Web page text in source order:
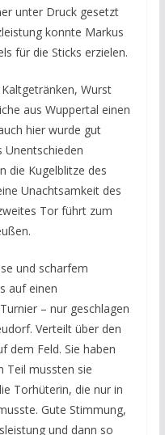
unter Druck gesetzt
konnte Markus
für die Sticks erzielen.
Wurst
aus Wuppertal einen
hier wurde gut
Unentschieden
die Kugelblitze des
Unachtsamkeit des
Tor führt zum
und scharfem
auf einen
– nur geschlagen
Verteilt über den
dem Feld. Sie haben
Teil mussten sie
Torhüterin, die nur in
Gute Stimmung,
und dann so